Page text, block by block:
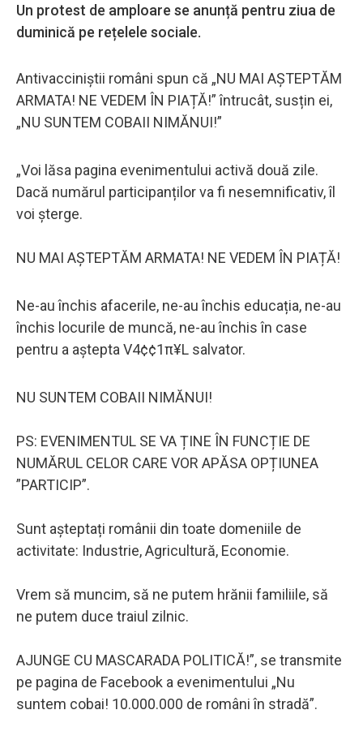
Un protest de amploare se anunță pentru ziua de
duminică pe rețelele sociale.
Antivacciniștii români spun că „NU MAI AȘTEPTĂM
ARMATA! NE VEDEM ÎN PIAȚĂ!” întrucât, susțin ei,
„NU SUNTEM COBAII NIMĂNUI!”
„Voi lăsa pagina evenimentului activă două zile.
Dacă numărul participanților va fi nesemnificativ, îl
voi șterge.
NU MAI AȘTEPTĂM ARMATA! NE VEDEM ÎN PIAȚĂ!
Ne-au închis afacerile, ne-au închis educația, ne-au
închis locurile de muncă, ne-au închis în case
pentru a aștepta V4¢¢1π¥L salvator.
NU SUNTEM COBAII NIMĂNUI!
PS: EVENIMENTUL SE VA ȚINE ÎN FUNCȚIE DE
NUMĂRUL CELOR CARE VOR APĂSA OPȚIUNEA
”PARTICIP”.
Sunt așteptați românii din toate domeniile de
activitate: Industrie, Agricultură, Economie.
Vrem să muncim, să ne putem hrănii familiile, să
ne putem duce traiul zilnic.
AJUNGE CU MASCARADA POLITICĂ!”, se transmite
pe pagina de Facebook a evenimentului „Nu
suntem cobai! 10.000.000 de români în stradă”.